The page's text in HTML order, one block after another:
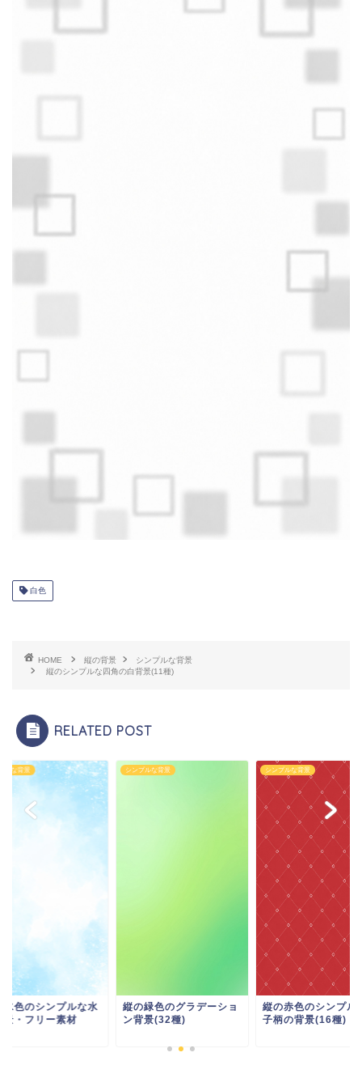
白色
HOME 縦の背景
シンプルな背景
縦のシンプルな四角の白背景(11種)
RELATED POST
ルな背景
水色のシンプルな水
景・フリー素材
シンプルな背景
縦の緑色のグラデーショ
ン背景(32種)
シンプルな背景
縦の赤色のシンプル
子柄の背景(16種)